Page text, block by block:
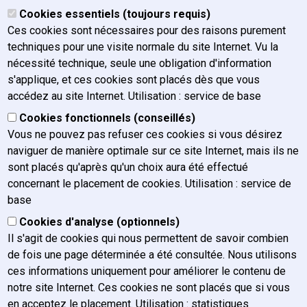
Cookies essentiels (toujours requis)
Ces cookies sont nécessaires pour des raisons purement
techniques pour une visite normale du site Internet. Vu la
nécessité technique, seule une obligation d'information
s'applique, et ces cookies sont placés dès que vous
accédez au site Internet. Utilisation : service de base
Cookies fonctionnels (conseillés)
Vous ne pouvez pas refuser ces cookies si vous désirez
naviguer de manière optimale sur ce site Internet, mais ils ne
sont placés qu'après qu'un choix aura été effectué
concernant le placement de cookies. Utilisation : service de
base
Cookies d'analyse (optionnels)
Il s'agit de cookies qui nous permettent de savoir combien
de fois une page déterminée a été consultée. Nous utilisons
ces informations uniquement pour améliorer le contenu de
notre site Internet. Ces cookies ne sont placés que si vous
en acceptez le placement. Utilisation : statistiques
Organigramme
Organes
Historique
Mission, vision et valeurs
Rapport annuel
Plan de gestion
Actualités
Postes vacants
FAQ / Contact
Nous contacter
Nous atteindre
Presse
Plaintes
Confidentialité des courriels